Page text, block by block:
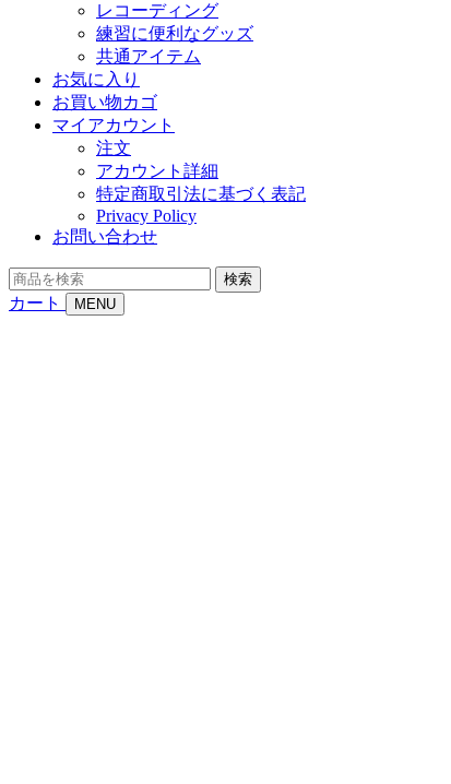
レコーディング
練習に便利なグッズ
共通アイテム
お気に入り
お買い物カゴ
マイアカウント
注文
アカウント詳細
特定商取引法に基づく表記
Privacy Policy
お問い合わせ
商
品
検索
カート MENU